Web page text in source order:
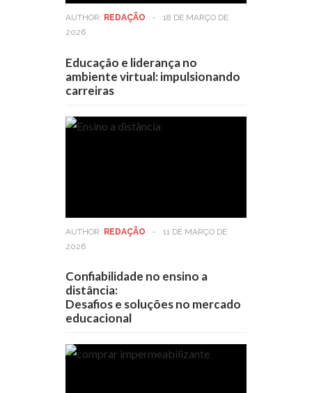
AUTHOR: REDAÇÃO -
18 DE MARÇO DE
2026
Educação e liderança no
ambiente virtual: impulsionando
carreiras
AUTHOR: REDAÇÃO -
11 DE MARÇO DE
2026
Confiabilidade no ensino a
distância:
Desafios e soluções no mercado
educacional